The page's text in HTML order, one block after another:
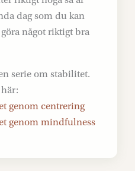
dag som du kan
något riktigt bra
serie om stabilitet.
genom centrering
genom mindfulness